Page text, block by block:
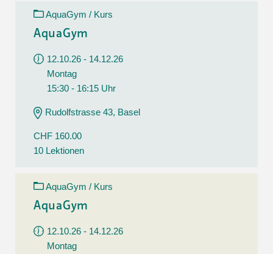
AquaGym / Kurs
AquaGym
12.10.26 - 14.12.26
Montag
15:30 - 16:15 Uhr
Rudolfstrasse 43, Basel
CHF 160.00
10 Lektionen
AquaGym / Kurs
AquaGym
12.10.26 - 14.12.26
Montag